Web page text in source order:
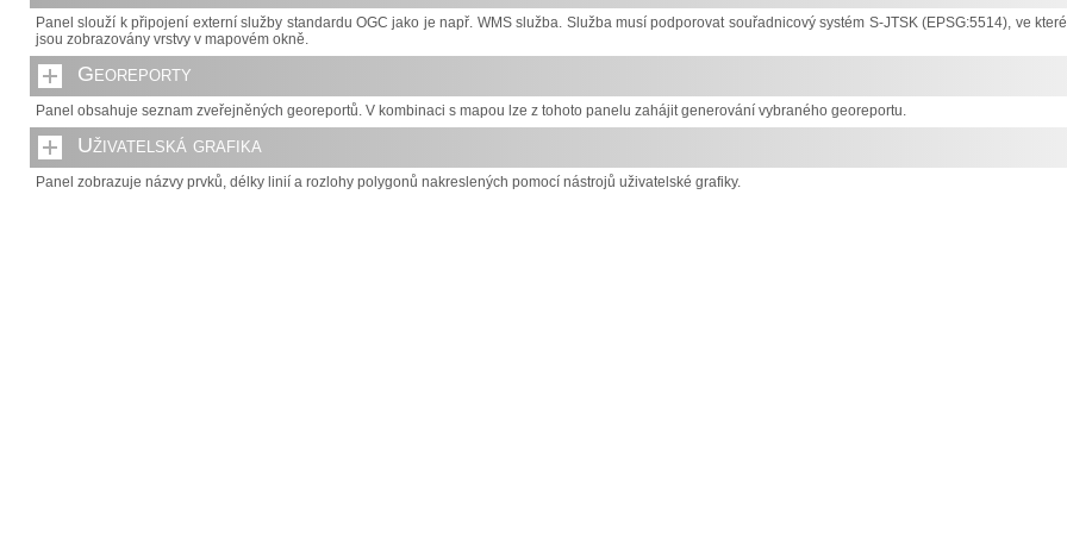
Panel slouží k připojení externí služby standardu OGC jako je např. WMS služba. Služba musí podporovat souřadnicový systém S-JTSK (EPSG:5514), ve
jsou zobrazovány vrstvy v mapovém okně.
Georeporty
Panel obsahuje seznam zveřejněných georeportů. V kombinaci s mapou lze z tohoto panelu zahájit generování vybraného georeportu.
Uživatelská grafika
Panel zobrazuje názvy prvků, délky linií a rozlohy polygonů nakreslených pomocí nástrojů uživatelské grafiky.